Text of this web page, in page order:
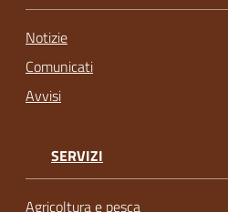
Notizie
Comunicati
Avvisi
SERVIZI
Agricoltura e pesca